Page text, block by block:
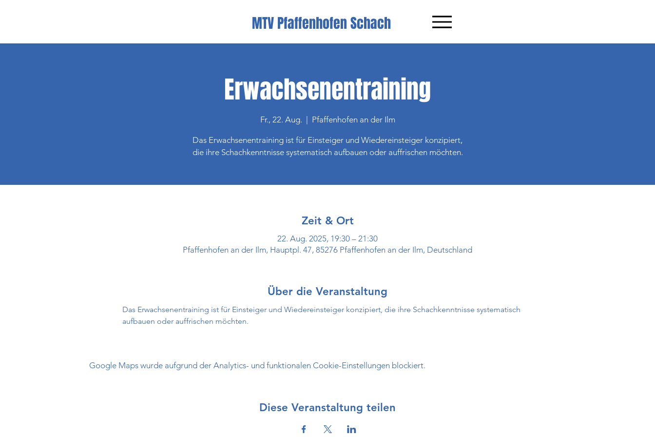
MTV Pfaffenhofen Schach
Erwachsenentraining
Fr., 22. Aug. Pfaffenhofen an der Ilm
Das Erwachsenentraining ist für Einsteiger und Wiedereinsteiger konzipiert,
die ihre Schachkenntnisse systematisch aufbauen oder auffrischen möchten.
Zeit & Ort
22. Aug. 2025, 19:30 – 21:30
Pfaffenhofen an der Ilm, Hauptpl. 47, 85276 Pfaffenhofen an der Ilm, Deutschland
Über die Veranstaltung
Das Erwachsenentraining ist für Einsteiger und Wiedereinsteiger konzipiert, die ihre Schachkenntnisse systematisch
aufbauen oder auffrischen möchten.
Google Maps wurde aufgrund der Analytics- und funktionalen Cookie-Einstellungen blockiert.
Diese Veranstaltung teilen